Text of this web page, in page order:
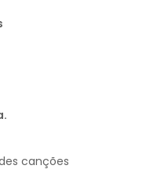
canções